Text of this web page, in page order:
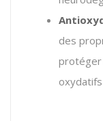
des
protéger